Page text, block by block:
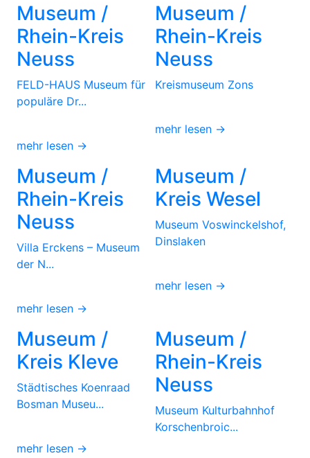
Museum /
Rhein-Kreis
Neuss
FELD-HAUS Museum für
populäre Dr...
mehr lesen →
Museum /
Rhein-Kreis
Neuss
Kreismuseum Zons
mehr lesen →
Museum /
Rhein-Kreis
Neuss
Villa Erckens – Museum
der N...
mehr lesen →
Museum /
Kreis Wesel
Museum Voswinckelshof,
Dinslaken
mehr lesen →
Museum /
Kreis Kleve
Städtisches Koenraad
Bosman Museu...
mehr lesen →
Museum /
Rhein-Kreis
Neuss
Museum Kulturbahnhof
Korschenbroic...